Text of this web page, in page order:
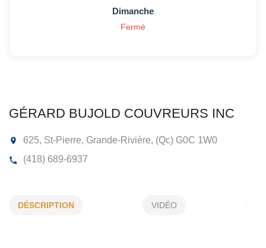
GÉRARD BUJOLD COUVREURS INC
DÉSCRIPTION VIDÉO
Dimanche
Fermé